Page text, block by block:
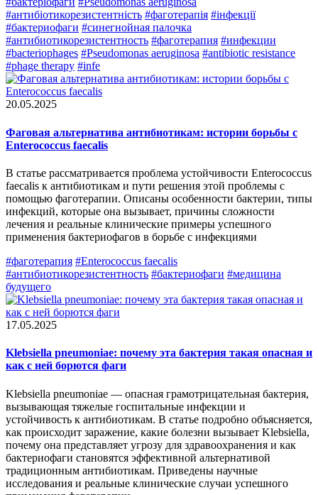
#антибіотикорезистентність #фаготерапія #інфекції
#бактериофаги #синегнойная палочка
#антибиотикорезистентность #фаготерапия #инфекции
#bacteriophages #Pseudomonas aeruginosa #antibiotic resistance
#phage therapy #infe
20.05.2025
Фаговая альтернатива антибиотикам: истории борьбы с
Enterococcus faecalis
В статье рассматривается проблема устойчивости Enterococcus
faecalis к антибиотикам и пути решения этой проблемы с
помощью фаготерапии. Описаны особенности бактерии, типы
инфекций, которые она вызывает, причины сложности
лечения и реальные клинические примеры успешного
применения бактериофагов в борьбе с инфекциями
#фаготерапия #Enterococcus faecalis
#антибиотикорезистентность #бактериофаги #медицина
будущего
17.05.2025
Klebsiella pneumoniae: почему эта бактерия такая опасная и
как с ней борются фаги
Klebsiella pneumoniae — опасная грамотрицательная бактерия,
вызывающая тяжелые госпитальные инфекции и
устойчивость к антибиотикам. В статье подробно объясняется,
как происходит заражение, какие болезни вызывает Klebsiella,
почему она представляет угрозу для здравоохранения и как
бактериофаги становятся эффективной альтернативой
традиционным антибиотикам. Приведены научные
исследования и реальные клинические случаи успешного